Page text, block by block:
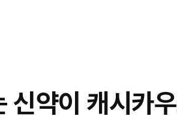
신약이 캐시카